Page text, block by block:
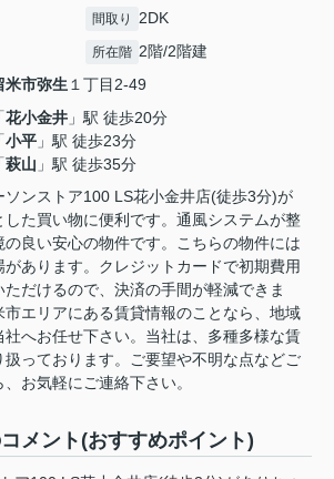
間取り 2DK
所在階 2階/2階建
米市弥生１丁目2-49
「花小金井 」駅 徒歩20分
「小平 」駅 徒歩23分
「萩山 」駅 徒歩35分
ソンストア100 LS花小金井店(徒歩3分)が
した買い物に便利です。通風システムが整
の良い安心の物件です。こちらの物件には
があります。クレジットカードで初期費用
だけるので、決済の手間が軽減できま
市エリアにある賃貸情報のことなら、地域
社へお任せ下さい。当社は、多種多様な賃
扱っております。ご要望や不明な点などご
お気軽にご連絡下さい。
メント(おすすめポイント)